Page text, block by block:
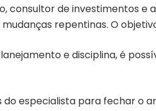
consultor de investimentos e
repentinas. O
e disciplina, é
do especialista para fechar o